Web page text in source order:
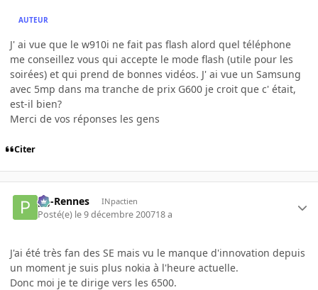
AUTEUR
J' ai vue que le w910i ne fait pas flash alord quel téléphone
me conseillez vous qui accepte le mode flash (utile pour les
soirées) et qui prend de bonnes vidéos. J' ai vue un Samsung
avec 5mp dans ma tranche de prix G600 je croit que c' était,
est-il bien?
Merci de vos réponses les gens
Citer
pg-Rennes INpactien
Posté(e) le 9 décembre 200718 a
J'ai été très fan des SE mais vu le manque d'innovation depuis
un moment je suis plus nokia à l'heure actuelle.
Donc moi je te dirige vers les 6500.